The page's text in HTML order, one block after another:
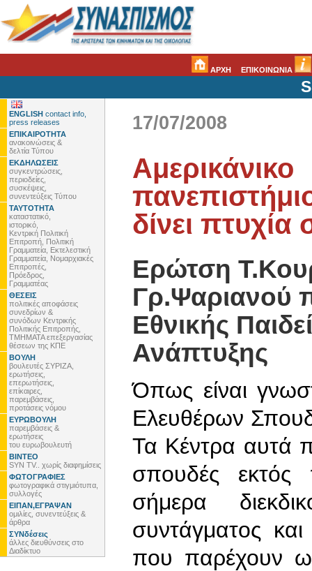
ΑΡΧΗ ΕΠΙΚΟΙΝΩΝΙΑ
ENGLISH contact info,
press releases
ΕΠΙΚΑΙΡΟΤΗΤΑ
ανακοινώσεις &
δελτία Τύπου
ΕΚΔΗΛΩΣΕΙΣ
συγκεντρώσεις,
περιοδείες,
συσκέψεις,
συνεντεύξεις Τύπου
ΤΑΥΤΟΤΗΤΑ
καταστατικό,
ιστορικό,
Κεντρική Πολιτική
Επιτροπή, Πολιτική
Γραμματεία, Εκτελεστική
Γραμματεία, Νομαρχιακές
Επιτροπές,
Πρόεδρος,
Γραμματέας
ΘΕΣΕΙΣ
πολιτικές αποφάσεις
συνεδρίων &
συνόδων Κεντρικής
Πολιτικής Επιτροπής,
ΤΜΗΜΑΤΑ επεξεργασίας
θέσεων της ΚΠΕ
ΒΟΥΛΗ
βουλευτές ΣΥΡΙΖΑ,
ερωτήσεις,
επερωτήσεις,
επίκαιρες,
παρεμβάσεις,
προτάσεις νόμου
ΕΥΡΩΒΟΥΛΗ
παρεμβάσεις &
ερωτήσεις
του ευρωβουλευτή
ΒΙΝΤΕΟ
SYN TV.. χωρίς διαφημίσεις
ΦΩΤΟΓΡΑΦΙΕΣ
φωτογραφικά στιγμιότυπα,
συλλογές
ΕΙΠΑΝ,ΕΓΡΑΨΑΝ
ομιλίες, συνεντεύξεις &
άρθρα
ΣΥΝδέσεις
άλλες διευθύνσεις στο
Διαδίκτυο
17/07/2008
Αμερικάνικο
δίνει
Ερώτση
Γρ.Ψαριανού
Εθνικής
Ανάπτυξης
Όπως είναι
Ελευθέρων
Τα Κέντρα αυτά
σπουδές εκτός
σήμερα
συντάγματος
που παρέχουν